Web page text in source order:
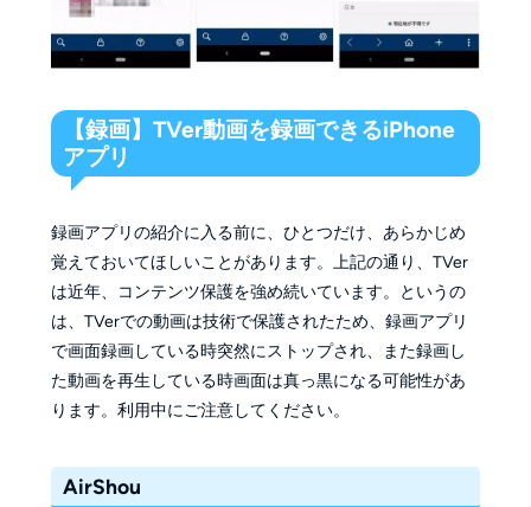
【録画】TVer動画を録画できるiPhone
アプリ
録画アプリの紹介に入る前に、ひとつだけ、あらかじめ
覚えておいてほしいことがあります。上記の通り、TVer
は近年、コンテンツ保護を強め続いています。というの
は、TVerでの動画は技術で保護されたため、録画アプリ
で画面録画している時突然にストップされ、また録画し
た動画を再生している時画面は真っ黒になる可能性があ
ります。利用中にご注意してください。
AirShou